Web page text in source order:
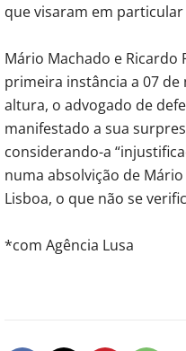
que visaram em particular
Mário Machado e Ricardo
primeira instância a 07 de
altura, o advogado de
manifestado a sua
considerando-a
numa absolvição de
Lisboa, o que não se
*com Agência Lusa